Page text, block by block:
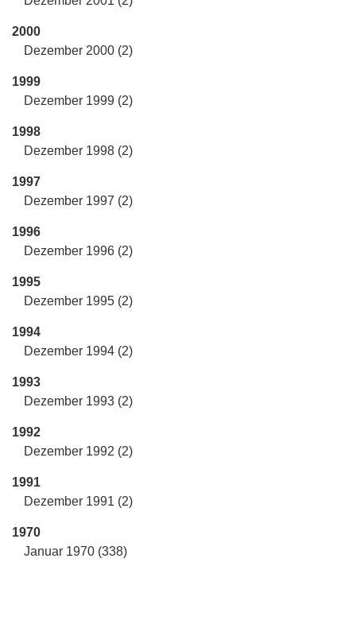
2000
Dezember 2000 (2)
1999
Dezember 1999 (2)
1998
Dezember 1998 (2)
1997
Dezember 1997 (2)
1996
Dezember 1996 (2)
1995
Dezember 1995 (2)
1994
Dezember 1994 (2)
1993
Dezember 1993 (2)
1992
Dezember 1992 (2)
1991
Dezember 1991 (2)
1970
Januar 1970 (338)